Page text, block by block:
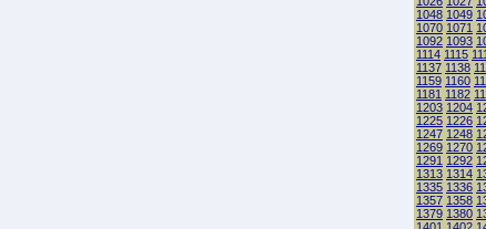
1048 1049
1070 1071
1092 1093
1114 1115
1137 1138
1159 1160
1181 1182
1203 1204
1225 1226
1247 1248
1269 1270
1291 1292
1313 1314
1335 1336
1357 1358
1379 1380